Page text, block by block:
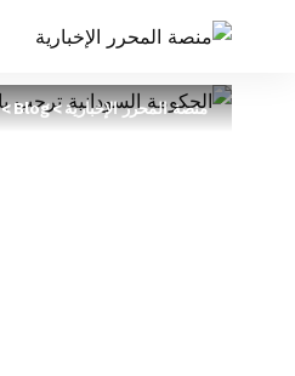
منصة المحرر الإخبارية>
Blog
>